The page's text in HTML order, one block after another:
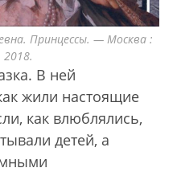
Принцессы. — Москва :
2018.
В ней
жили настоящие
как влюблялись,
детей, а